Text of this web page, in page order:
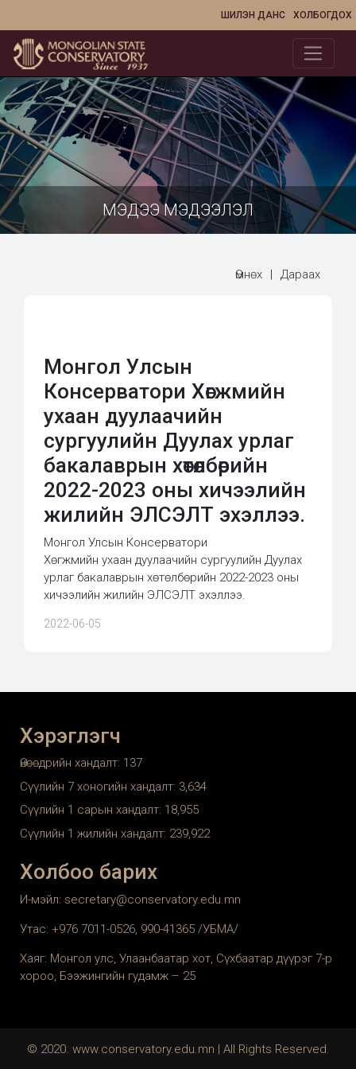
ХОЛБОГДОХ
ШИЛЭН ДАНС
МЭДЭЭ МЭДЭЭЛЭЛ
Өмнөх | Дараах
Монгол Улсын
Консерватори Хөгжмийн
ухаан дуулаачийн
сургуулийн Дуулах урлаг
бакалаврын хөтөлбөрийн
2022-2023 оны хичээлийн
жилийн ЭЛСЭЛТ эхэллээ.
Монгол Улсын Консерватори
Хөгжмийн ухаан дуулаачийн сургуулийн Дуулах
урлаг бакалаврын хөтөлбөрийн 2022-2023 оны
хичээлийн жилийн ЭЛСЭЛТ эхэллээ.
2022-06-05
Хэрэглэгч
Өнөөдрийн хандалт: 137
Сүүлийн 7 хоногийн хандалт: 3,634
Сүүлийн 1 сарын хандалт: 18,955
Сүүлийн 1 жилийн хандалт: 239,922
Холбоо барих
И-мэйл: secretary@conservatory.edu.mn
Утас: +976 7011-0526, 990-41365 /УБМА/
Хаяг: Монгол улс, Улаанбаатар хот, Сүхбаатар дүүрэг 7-р
хороо, Бээжингийн гудамж – 25
© 2020. www.conservatory.edu.mn | All Rights Reserved.